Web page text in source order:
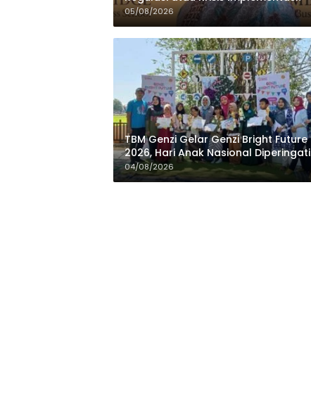
05/08/2026
TBM Genzi Gelar Genzi Bright Future
2026, Hari Anak Nasional Diperingati
dengan Lomba Puisi dan Tembang
Dolanan
04/08/2026